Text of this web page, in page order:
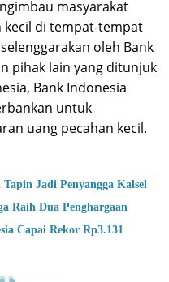
masyarakat
kecil di tempat-tempat
oleh Bank
pihak lain yang ditunjuk
Bank Indonesia
untuk
uang pecahan kecil.
Jadi Penyangga Kalsel
Raih Dua Penghargaan
Capai Rekor Rp3.131